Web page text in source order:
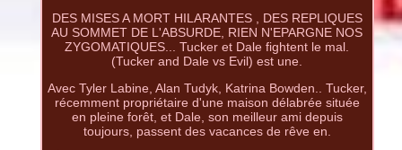
DES MISES A MORT HILARANTES , DES REPLIQUES
AU SOMMET DE L'ABSURDE, RIEN N'EPARGNE NOS
ZYGOMATIQUES... Tucker et Dale fightent le mal.
(Tucker and Dale vs Evil) est une.
Avec Tyler Labine, Alan Tudyk, Katrina Bowden.. Tucker,
récemment propriétaire d'une maison délabrée située
en pleine forêt, et Dale, son meilleur ami depuis
toujours, passent des vacances de rêve en.